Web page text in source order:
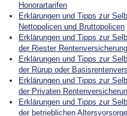
Honorartarifen
Erklärungen und Tipps zur
Nettopolicen und Bruttopolicen
Erklärungen und Tipps zur
der Riester Rentenversicherung
Erklärungen und Tipps zur
der Rürup oder
Erklärungen und Tipps zur
der Privaten
Erklärungen und Tipps zur
der betrieblichen